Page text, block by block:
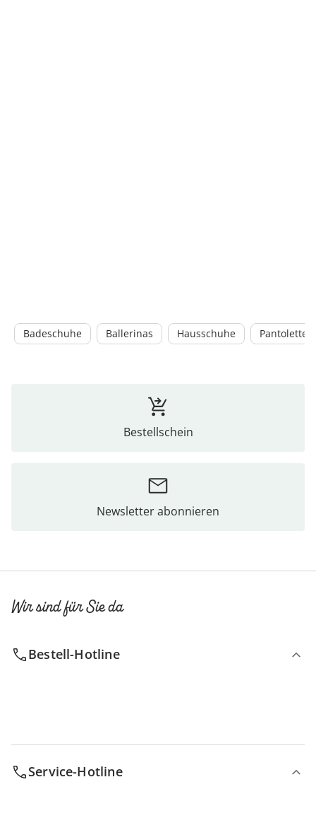
Badeschuhe Ballerinas Hausschuhe Pantoletten
Bestellschein
Newsletter abonnieren
Wir sind für Sie da
Bestell-Hotline
Service-Hotline